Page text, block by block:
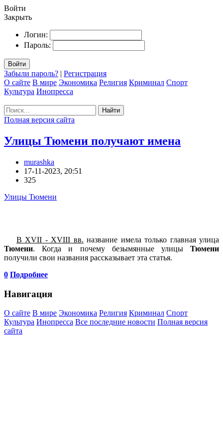
Войти
Закрыть
Логин:
Пароль:
Войти
Забыли пароль? | Регистрация
О сайте В мире Экономика Религия Криминал Спорт
Культура Инопресса
Найти
Полная версия сайта
Улицы Тюмени получают имена
murashka
17-11-2023, 20:51
325
Улицы Тюмени
В XVII - XVIII вв. название имела только главная улица
Тюмени. Когда и почему безымянные улицыТюмени
получили свои названия рассказывает эта статья.
0 Подробнее
Навигация
О сайте В мире Экономика Религия Криминал Спорт
Культура Инопресса Все последние новости Полная версия
сайта